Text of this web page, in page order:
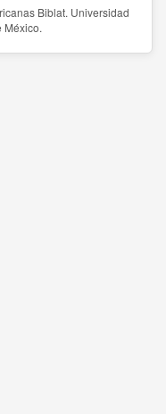
Biblat. Universidad
México.